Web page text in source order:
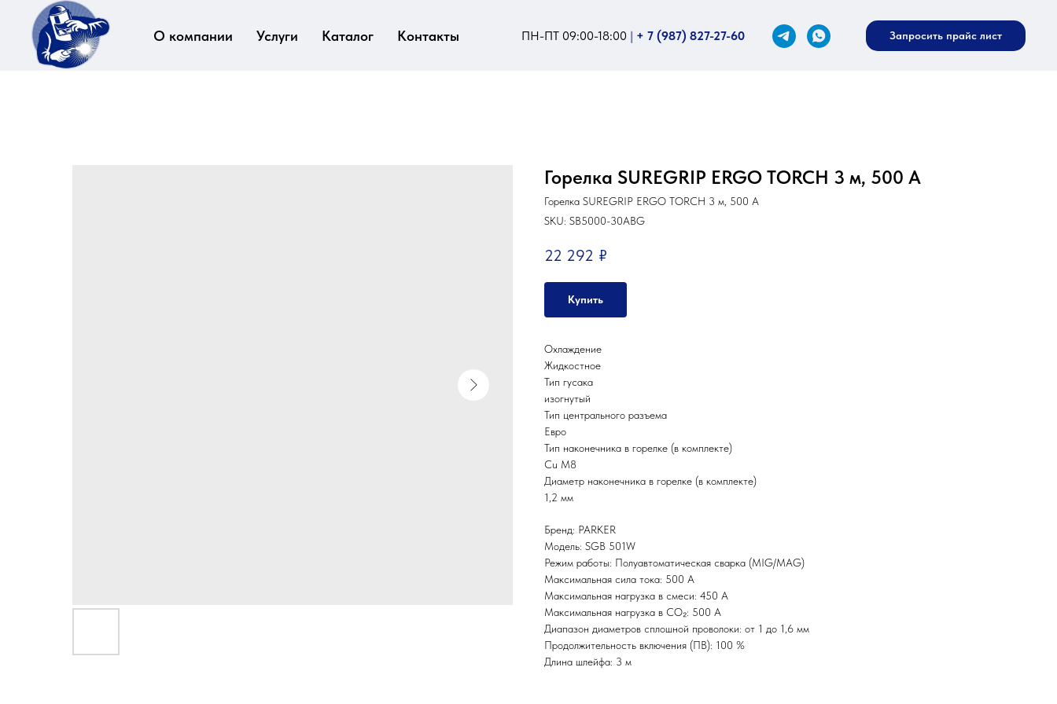
О компании Услуги Каталог Контакты ПН-ПТ 09:00-18:00 | + 7 (987) 827-27-60 Запросить прайс лист
Горелка SUREGRIP ERGO TORCH 3 м, 500 А
Горелка SUREGRIP ERGO TORCH 3 м, 500 А
SKU: SB5000-30ABG
22 292 ₽
Купить
Охлаждение
Жидкостное
Тип гусака
изогнутый
Тип центрального разъема
Евро
Тип наконечника в горелке (в комплекте)
Cu M8
Диаметр наконечника в горелке (в комплекте)
1,2 мм
Бренд: PARKER
Модель: SGB 501W
Режим работы: Полуавтоматическая сварка (MIG/MAG)
Максимальная сила тока: 500 А
Максимальная нагрузка в смеси: 450 А
Максимальная нагрузка в CO₂: 500 А
Диапазон диаметров сплошной проволоки: от 1 до 1,6 мм
Продолжительность включения (ПВ): 100 %
Длина шлейфа: 3 м